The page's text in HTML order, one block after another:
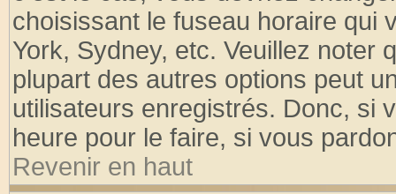
choisissant le fuseau horaire qui
York, Sydney, etc. Veuillez noter
plupart des autres options peut
utilisateurs enregistrés. Donc, si
heure pour le faire, si vous
Revenir en haut